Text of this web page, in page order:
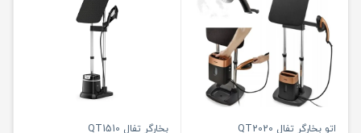
اتو بخارگر تفال QT2020 بخارگر تفال QT1510